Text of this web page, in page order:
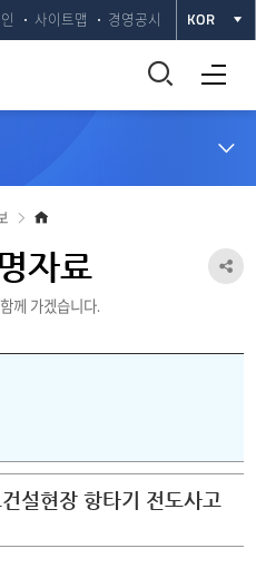
사이트맵 경영공시 KOR
통
합
기
전체메뉴 열기
로
자료
께 가겠습니다.
공
설현장 항타기 전도사고